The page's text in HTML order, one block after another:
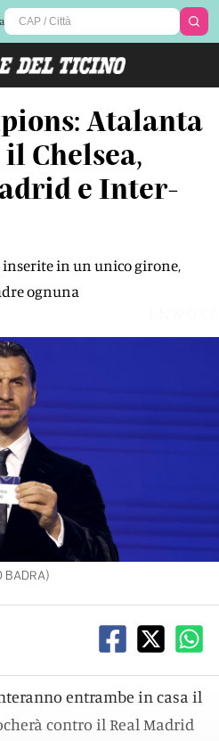
Atalanta
Chelsea,
e Inter-
inserite in un unico girone,
ognuna
BADRA)
entrambe in casa il
contro il Real Madrid